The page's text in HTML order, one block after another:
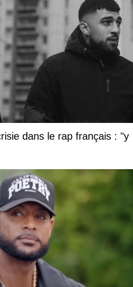
dans le rap français : "y